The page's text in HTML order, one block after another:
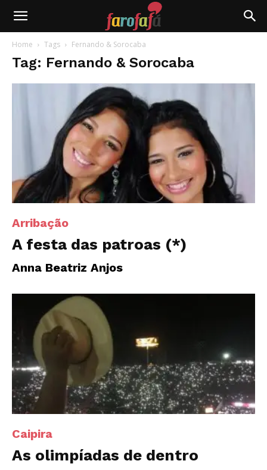
Farofafá
Home Tags Fernando & Sorocaba
Tag: Fernando & Sorocaba
Arribação
A festa das patroas (*)
Anna Beatriz Anjos
Caipira
As olimpíadas de dentro